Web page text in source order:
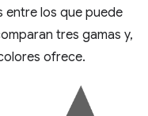
entre los que puede
tres gamas y,
ofrece.